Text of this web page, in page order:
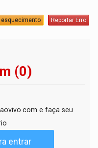
esquecimento Reportar Erro
(0)
e faça seu
entrar